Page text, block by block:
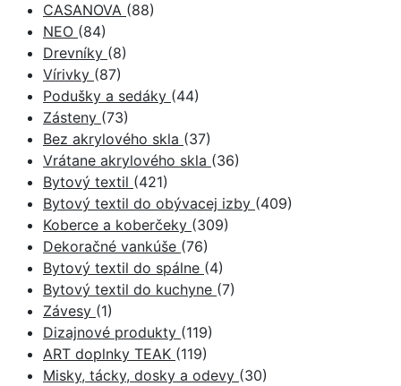
CASANOVA (88)
NEO (84)
Drevníky (8)
Vírivky (87)
Podušky a sedáky (44)
Zásteny (73)
Bez akrylového skla (37)
Vrátane akrylového skla (36)
Bytový textil (421)
Bytový textil do obývacej izby (409)
Koberce a koberčeky (309)
Dekoračné vankúše (76)
Bytový textil do spálne (4)
Bytový textil do kuchyne (7)
Závesy (1)
Dizajnové produkty (119)
ART doplnky TEAK (119)
Misky, tácky, dosky a odevy (30)